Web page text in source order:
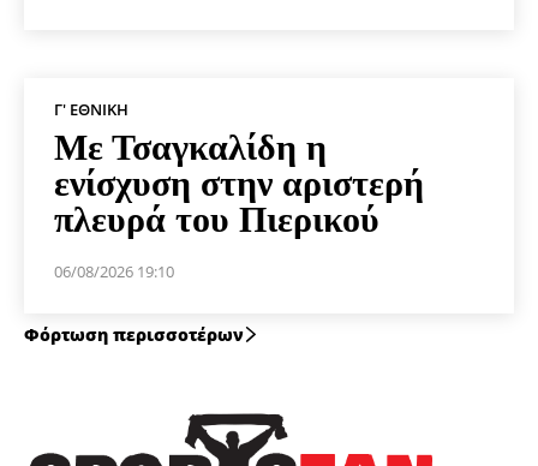
Γ' ΕΘΝΙΚΉ
Με Τσαγκαλίδη η
ενίσχυση στην αριστερή
πλευρά του Πιερικού
06/08/2026 19:10
Φόρτωση περισσοτέρων